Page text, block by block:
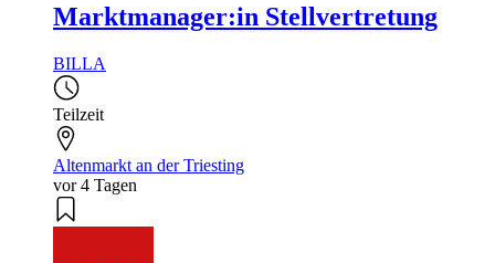
Marktmanager:in Stellvertretung
BILLA
Teilzeit
Altenmarkt an der Triesting
vor 4 Tagen